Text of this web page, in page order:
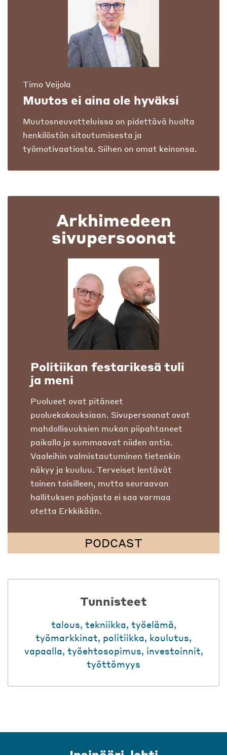
Timo Veijola
Muutos ei aina ole hyväksi
Muutosneuvotteluissa on pidettävä huolta
henkilöstön sitoutumisesta ja
työmotivaatiosta. Siihen on omat keinonsa.
Arkhimedeen
sivupersoonat
Politiikan festarikesä tuli
ja meni
Puolueet ovat pitäneet
puoluekokouksiaan. Sivupersoonat ovat
mahdollisuuksien mukan piipahtaneet
paikalla ja summaavat niiden antia.
Vaaleihin valmistautuminen tietenkin
näkyy ja kuuluu. Terveiset lentävät
toinen toisilleen, mutta seuraavan
hallituksen pohjasta ei saa varmaa
otetta Erkkikään.
PODCAST
Tunnisteet
talous, tekniikka, työelämä,
työmarkkinat, politiikka, koulutus,
vapaalla, työehtosopimus, investoinnit,
työttömyys